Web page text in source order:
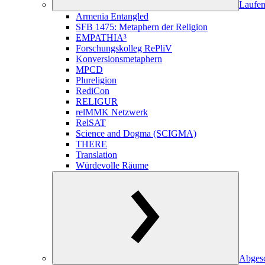
Armenia Entangled
SFB 1475: Metaphern der Religion
EMPATHIA³
Forschungskolleg RePliV
Konversionsmetaphern
MPCD
Plureligion
RediCon
RELIGUR
relMMK Netzwerk
RelSAT
Science and Dogma (SCIGMA)
THERE
Translation
Würdevolle Räume